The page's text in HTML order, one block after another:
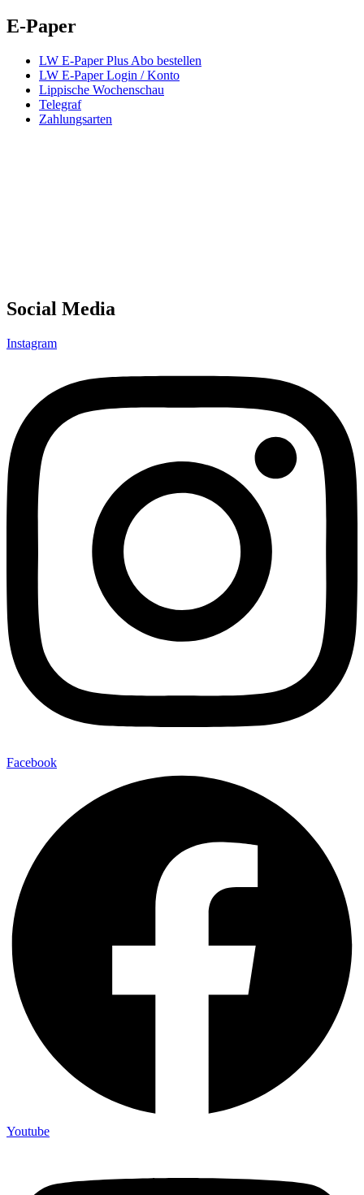
E-Paper
LW E-Paper Plus Abo bestellen
LW E-Paper Login / Konto
Lippische Wochenschau
Telegraf
Zahlungsarten
Social Media
Instagram
Facebook
Youtube